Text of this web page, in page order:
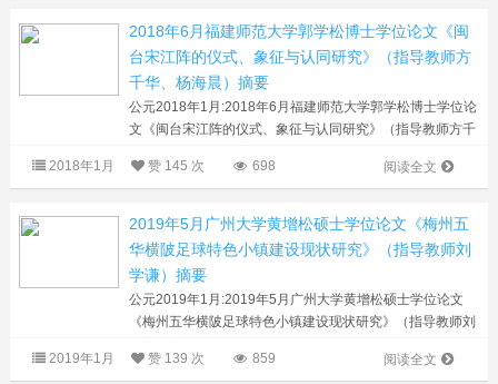
2018年6月福建师范大学郭学松博士学位论文《闽
台宋江阵的仪式、象征与认同研究》（指导教师方
千华、杨海晨）摘要
公元2018年1月:2018年6月福建师范大学郭学松博士学位论
文《闽台宋江阵的仪式、象征与认同研究》（指导教师方千
台最具代表性的民族传统体育...
阅读全文
2018年1月 赞 145 次 698
2019年5月广州大学黄增松硕士学位论文《梅州五
华横陂足球特色小镇建设现状研究》（指导教师刘
学谦）摘要
公元2019年1月:2019年5月广州大学黄增松硕士学位论文
《梅州五华横陂足球特色小镇建设现状研究》（指导教师刘
群众的运动休闲需求的重要举措，是...
阅读全文
2019年1月 赞 139 次 859